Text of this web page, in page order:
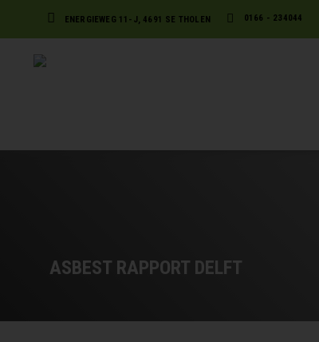
ENERGIEWEG 11-J, 4691 SE THOLEN 0166 - 234044
ASBEST RAPPORT DELFT